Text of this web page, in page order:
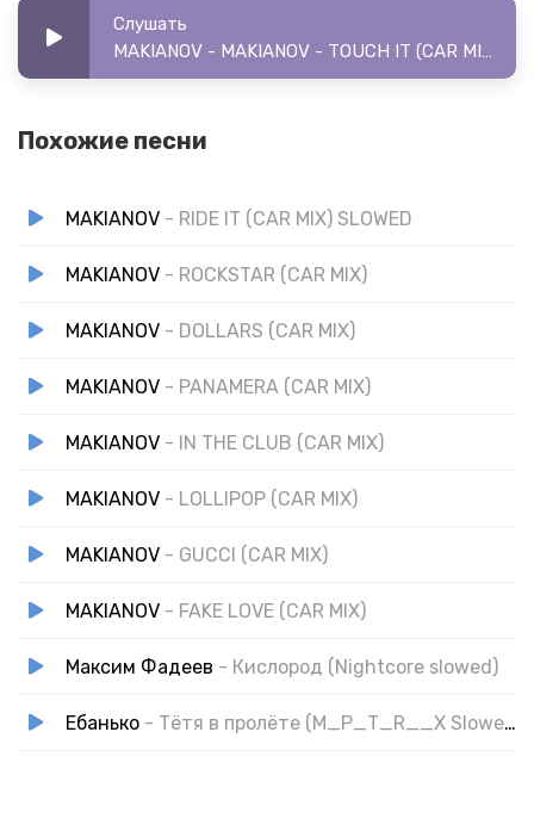
Слушать
MAKIANOV - MAKIANOV - TOUCH IT (CAR MIX) SLOWED
Похожие песни
MAKIANOV - RIDE IT (CAR MIX) SLOWED
MAKIANOV - ROCKSTAR (CAR MIX)
MAKIANOV - DOLLARS (CAR MIX)
MAKIANOV - PANAMERA (CAR MIX)
MAKIANOV - IN THE CLUB (CAR MIX)
MAKIANOV - LOLLIPOP (CAR MIX)
MAKIANOV - GUCCI (CAR MIX)
MAKIANOV - FAKE LOVE (CAR MIX)
Максим Фадеев - Кислород (Nightcore slowed)
Ебанько - Тётя в пролёте (M_P_T_R__X Slowed)